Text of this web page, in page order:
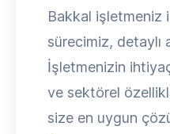
Bakkal işletmeniz
sürecimiz, detaylı
İşletmenizin
ve sektörel
size en uygun